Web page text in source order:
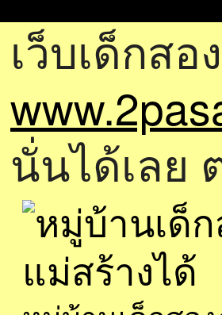
เว็บเด็กส
นั่นได้เลย